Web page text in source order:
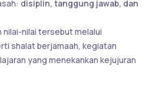
disiplin, tanggung jawab, dan
nilai-nilai tersebut melalui
shalat berjamaah, kegiatan
yang menekankan kejujuran